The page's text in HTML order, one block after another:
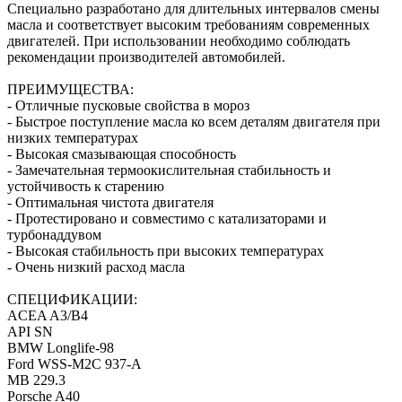
Специально разработано для длительных интервалов смены
масла и соответствует высоким требованиям современных
двигателей. При использовании необходимо соблюдать
рекомендации производителей автомобилей.
ПРЕИМУЩЕСТВА:
- Отличные пусковые свойства в мороз
- Быстрое поступление масла ко всем деталям двигателя при
низких температурах
- Высокая смазывающая способность
- Замечательная термоокислительная стабильность и
устойчивость к старению
- Оптимальная чистота двигателя
- Протестировано и совместимо с катализаторами и
турбонаддувом
- Высокая стабильность при высоких температурах
- Очень низкий расход масла
СПЕЦИФИКАЦИИ:
ACEA A3/B4
API SN
BMW Longlife-98
Ford WSS-M2C 937-A
MB 229.3
Porsche A40